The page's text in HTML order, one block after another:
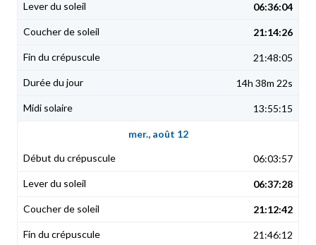
06:36:04
21:14:26
21:48:05
14h 38m 22s
13:55:15
mer., août 12
06:03:57
06:37:28
21:12:42
21:46:12